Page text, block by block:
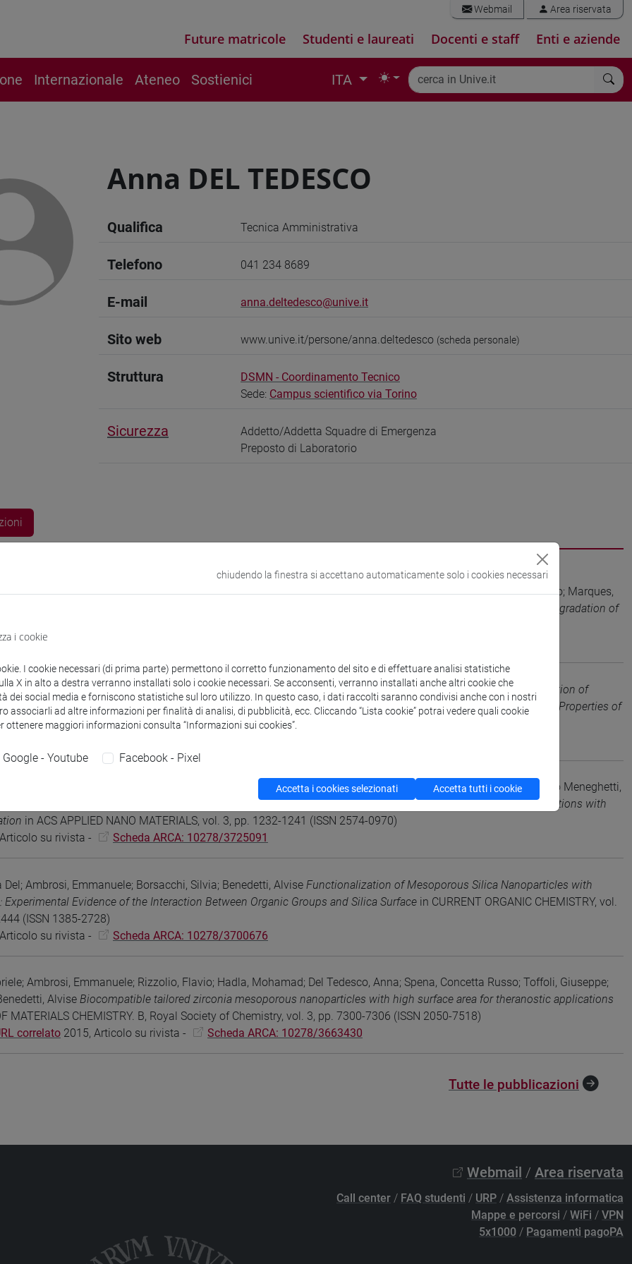
Webmail Area riservata
Future matricole Studenti e laureati Docenti e staff Enti e aziende
Internazionale Ateneo Sostienici ITA
Anna DEL TEDESCO
Qualifica Tecnica Amministrativa
Telefono 041 234 8689
E-mail anna.deltedesco@unive.it
Sito web www.unive.it/persone/anna.deltedesco (scheda personale)
Struttura
DSMN - Coordinamento Tecnico
Sede: Campus scientifico via Torino
Sicurezza
Addetto/Addetta Squadre di Emergenza
Preposto di Laboratorio
Fernandes, Sofia Moreira; Barrocas, Beatriz Trindade; Del Tedesco, Anna; Riello, Pietro; Ferreira, Maria João; Marques,
Rice husk silica derived MICROSCAFS® for a green solar-driven photodegradation of
su rivista -
L.; Del Tedesco A.; Cattaruzza E.; Geppi M.; Borsacchi S.; Canton P.; Benedetti A.; Riello P.; Scarso A. Modification of
Zirconia Nanoparticles with Bisphosphonic Acids: A Straightforward Approach for Tailoring the Surface Properties of
in CHEMISTRY-A EUROPEAN JOURNAL, vol. 27, pp. 17941-17951 (ISSN 0947-6539)
Valentina Piotto, Gabriele Sponchia, Khohinur Hossain, Lucio Litti, Davide Peddis, Alessandro Scarso, Moreno Meneghetti,
Zirconia-Based Magnetoplasmonic Nanocomposites: A New Nanotool for Magnetic-Guided Separations with
in ACS APPLIED NANO MATERIALS, vol. 3, pp. 1232-1241 (ISSN 2574-0970)
su rivista - Scheda ARCA: 10278/3725091
Del; Ambrosi, Emmanuele; Borsacchi, Silvia; Benedetti, Alvise Functionalization of Mesoporous Silica Nanoparticles with
Experimental Evidence of the Interaction Between Organic Groups and Silica Surface in CURRENT ORGANIC CHEMISTRY, vol.
(ISSN 1385-2728)
su rivista - Scheda ARCA: 10278/3700676
Ambrosi, Emmanuele; Rizzolio, Flavio; Hadla, Mohamad; Del Tedesco, Anna; Spena, Concetta Russo; Toffoli, Giuseppe;
Alvise Biocompatible tailored zirconia mesoporous nanoparticles with high surface area for theranostic applications
MATERIALS CHEMISTRY. B, Royal Society of Chemistry, vol. 3, pp. 7300-7306 (ISSN 2050-7518)
correlato 2015, Articolo su rivista - Scheda ARCA: 10278/3663430
Tutte le pubblicazioni
Webmail / Area riservata
Call center / FAQ studenti / URP / Assistenza informatica
Mappe e percorsi / WiFi / VPN
5x1000 / Pagamenti pagoPA
chiudendo la finestra si accettano automaticamente solo i cookies necessari
i cookie
I cookie necessari (di prima parte) permettono il corretto funzionamento del sito e di effettuare analisi statistiche
X in alto a destra verranno installati solo i cookie necessari. Se acconsenti, verranno installati anche altri cookie che
dei social media e forniscono statistiche sul loro utilizzo. In questo caso, i dati raccolti saranno condivisi anche con i nostri
associarli ad altre informazioni per finalità di analisi, di pubblicità, ecc. Cliccando “Lista cookie” potrai vedere quali cookie
ottenere maggiori informazioni consulta “Informazioni sui cookies”.
Google - Youtube Facebook - Pixel
Accetta i cookies selezionati Accetta tutti i cookie